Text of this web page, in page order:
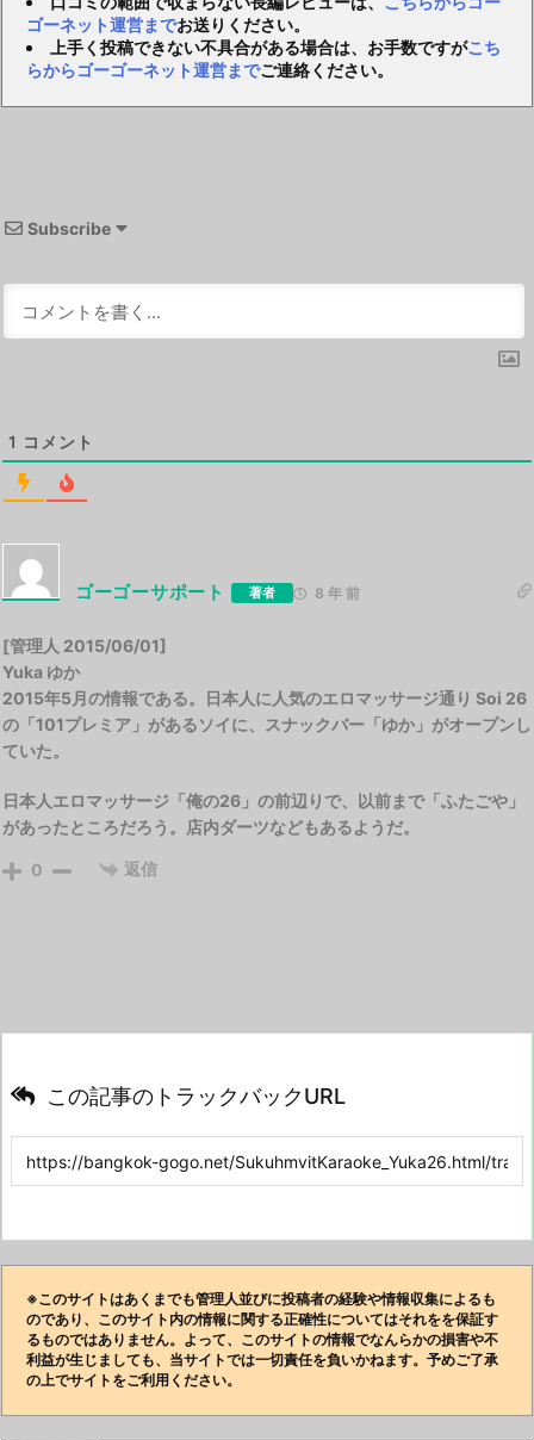
ゴーネット運営までお送りください。
上手く投稿できない不具合がある場合は、お手数ですがこち
らからゴーゴーネット運営までご連絡ください。
Subscribe
1 コメント
ゴーゴーサポート 著者 8 年 前
[管理人 2015/06/01]
Yuka ゆか
2015年5月の情報である。日本人に人気のエロマッサージ通り Soi 26
の「101プレミア」があるソイに、スナックバー「ゆか」がオープンし
ていた。
日本人エロマッサージ「俺の26」の前辺りで、以前まで「ふたごや」
があったところだろう。店内ダーツなどもあるようだ。
0 返信
この記事のトラックバックURL
※このサイトはあくまでも管理人並びに投稿者の経験や情報収集によるも
のであり、このサイト内の情報に関する正確性についてはそれをを保証す
るものではありません。よって、このサイトの情報でなんらかの損害や不
利益が生じましても、当サイトでは一切責任を負いかねます。予めご了承
の上でサイトをご利用ください。